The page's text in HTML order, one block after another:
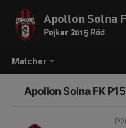
Matcher
Apollon Solna
Pojkar 2015 Röd
Apollon Solna FK